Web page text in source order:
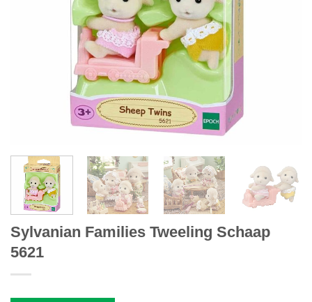
Sylvanian Families Tweeling Schaap
5621